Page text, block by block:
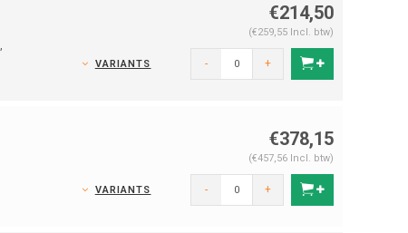
€214,50
(€259,55 Incl. btw)
VARIANTS - +
€378,15
(€457,56 Incl. btw)
VARIANTS - +